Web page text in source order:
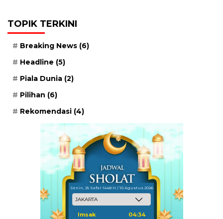
TOPIK TERKINI
Breaking News (6)
Headline (5)
Piala Dunia (2)
Pilihan (6)
Rekomendasi (4)
Senin, 25 Safar 1448 H / 10 Agustus 2026
Imsak 04:34